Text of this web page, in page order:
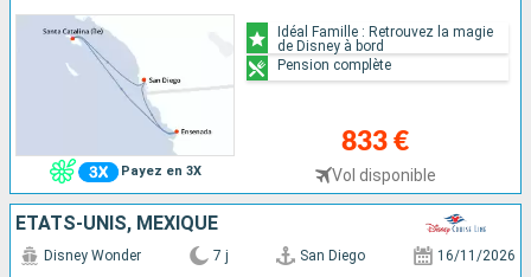
Payez en 3X
833 €
Vol disponible
Idéal Famille : Retrouvez la magie
de Disney à bord
Pension complète
ÉTATS-UNIS, MEXIQUE
Disney Wonder 7 j San Diego 16/11/2026